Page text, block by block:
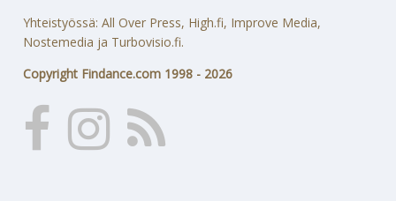
Yhteistyössä: All Over Press, High.fi, Improve Media,
Nostemedia ja Turbovisio.fi.
Copyright Findance.com 1998 - 2026